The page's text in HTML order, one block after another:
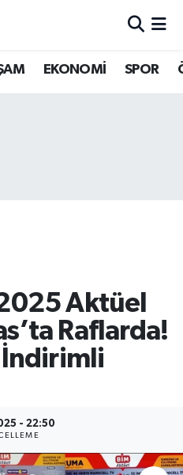
EKONOMİ SPOR
Aktüel
Raflarda!
İndirimli
- 22:50